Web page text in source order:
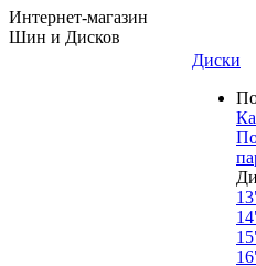
Интернет-магазин
Шин и Дисков
Диски